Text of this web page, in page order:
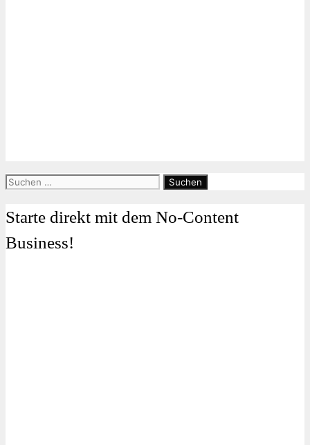
Suchen
Starte direkt mit dem No-Content
Business!